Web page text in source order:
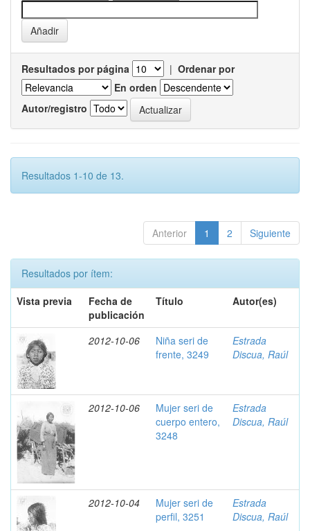
Resultados por página | Ordenar por
En orden
Autor/registro
Resultados 1-10 de 13.
Anterior 1 2 Siguiente
Resultados por ítem:
Vista previa
Fecha de
publicación
Título Autor(es)
2012-10-06
Niña seri de
frente, 3249
Estrada
Discua, Raúl
2012-10-06
Mujer seri de
cuerpo entero,
3248
Estrada
Discua, Raúl
2012-10-04
Mujer seri de
perfil, 3251
Estrada
Discua, Raúl